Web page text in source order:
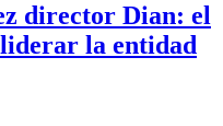
director Dian: el
la entidad